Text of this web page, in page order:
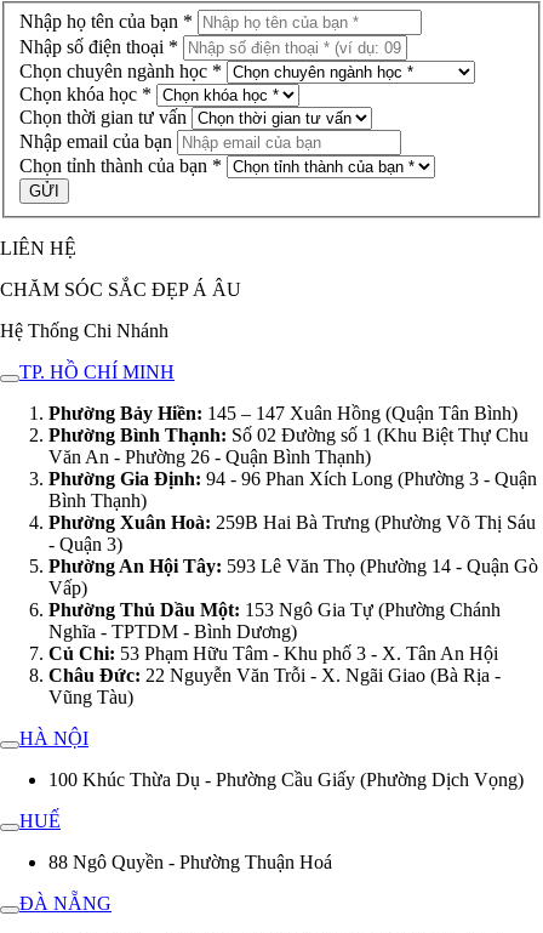
Nhập họ tên của bạn *
Nhập số điện thoại *
Chọn chuyên ngành học *
Chọn khóa học *
Chọn thời gian tư vấn
Nhập email của bạn
Chọn tỉnh thành của bạn *
LIÊN HỆ
CHĂM SÓC SẮC ĐẸP Á ÂU
Hệ Thống Chi Nhánh
TP. HỒ CHÍ MINH
Phường Bảy Hiền: 145 – 147 Xuân Hồng (Quận Tân Bình)
Phường Bình Thạnh: Số 02 Đường số 1 (Khu Biệt Thự Chu
Văn An - Phường 26 - Quận Bình Thạnh)
Phường Gia Định: 94 - 96 Phan Xích Long (Phường 3 - Quận
Bình Thạnh)
Phường Xuân Hoà: 259B Hai Bà Trưng (Phường Võ Thị Sáu
- Quận 3)
Phường An Hội Tây: 593 Lê Văn Thọ (Phường 14 - Quận Gò
Vấp)
Phường Thủ Dầu Một: 153 Ngô Gia Tự (Phường Chánh
Nghĩa - TPTDM - Bình Dương)
Củ Chi: 53 Phạm Hữu Tâm - Khu phố 3 - X. Tân An Hội
Châu Đức: 22 Nguyễn Văn Trỗi - X. Ngãi Giao (Bà Rịa -
Vũng Tàu)
HÀ NỘI
100 Khúc Thừa Dụ - Phường Cầu Giấy (Phường Dịch Vọng)
HUẾ
88 Ngô Quyền - Phường Thuận Hoá
ĐÀ NẴNG